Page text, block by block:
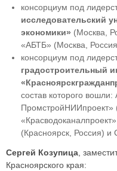
консорциум под
исследовательский
экономики» (Москва,
«АБТБ» (Москва,
консорциум под
градостроительный
состав которого
ПромстройНИИпроект»
(Красноярск, Россия) и
Сергей Козупица ,
Красноярского края: